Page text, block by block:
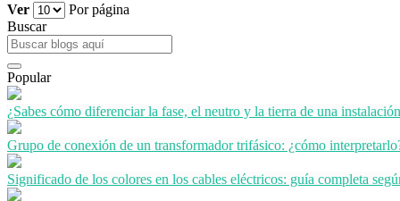
Ver
Por página
Buscar
Popular
¿Sabes cómo diferenciar la fase, el neutro y la tierra de una
Grupo de conexión de un transformador trifásico: ¿cómo
Significado de los colores en los cables eléctricos: guía completa